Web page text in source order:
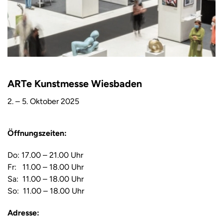
ARTe Kunstmesse Wiesbaden
2. – 5. Oktober 2025
Öffnungszeiten:
Do: 17.00 – 21.00 Uhr
Fr: 11.00 – 18.00 Uhr
Sa: 11.00 – 18.00 Uhr
So: 11.00 – 18.00 Uhr
Adresse: